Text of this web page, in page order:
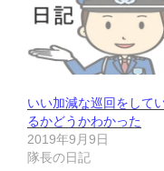
いい加減な巡回をして
るかどうかわかった
2019年9月9日
隊長の日記